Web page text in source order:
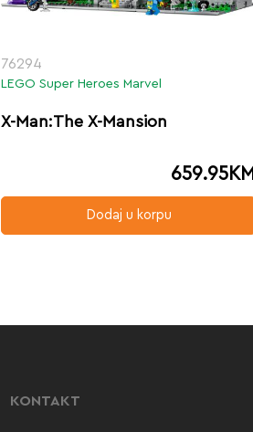
76294
LEGO Super Heroes Marvel
X-Man:The X-Mansion
659.95KM
Dodaj u korpu
KONTAKT